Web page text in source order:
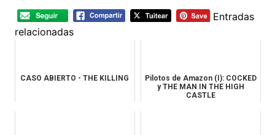
Entradas
relacionadas
CASO ABIERTO - THE KILLING
Pilotos de Amazon (I): COCKED
y THE MAN IN THE HIGH
CASTLE